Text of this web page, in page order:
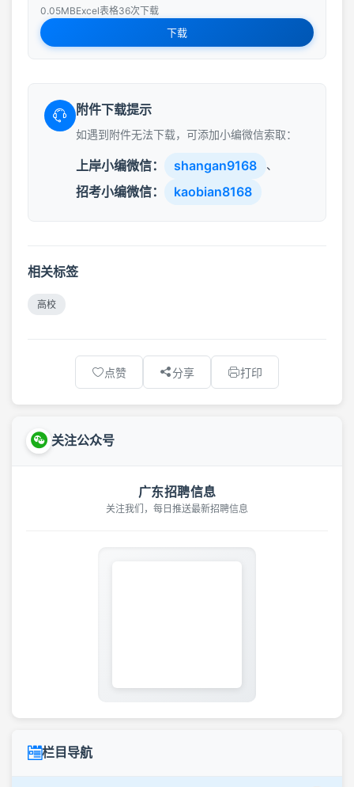
0.05MBExcel表格36次下载
下载
附件下载提示
如遇到附件无法下载，可添加小编微信索取：
上岸小编微信： shangan9168 、
招考小编微信： kaobian8168
相关标签
高校
点赞 分享 打印
关注公众号
广东招聘信息
关注我们，每日推送最新招聘信息
栏目导航